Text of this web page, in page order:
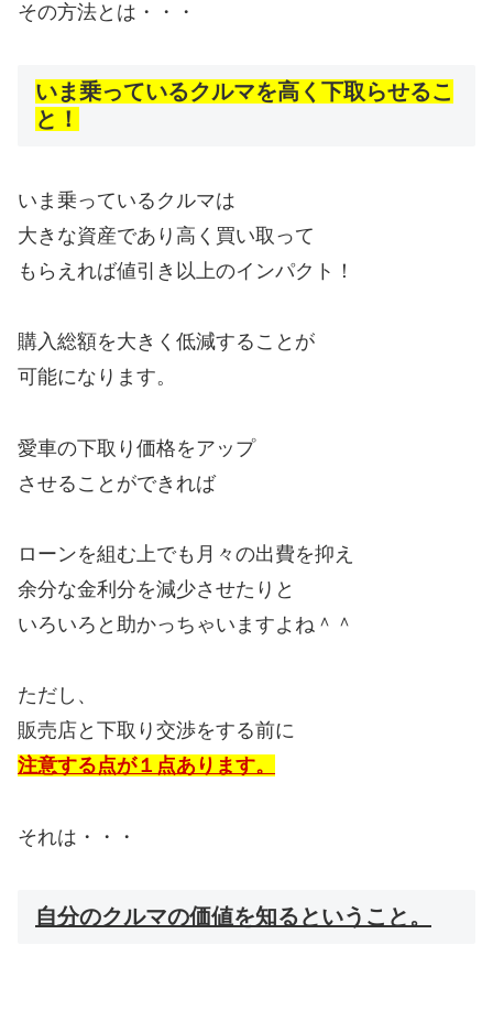
その方法とは・・・
いま乗っているクルマを高く下取らせるこ
と！
いま乗っているクルマは
大きな資産であり高く買い取って
もらえれば値引き以上のインパクト！
購入総額を大きく低減することが
可能になります。
愛車の下取り価格をアップ
させることができれば
ローンを組む上でも月々の出費を抑え
余分な金利分を減少させたりと
いろいろと助かっちゃいますよね＾＾
ただし、
販売店と下取り交渉をする前に
注意する点が１点あります。
それは・・・
自分のクルマの価値を知るということ。